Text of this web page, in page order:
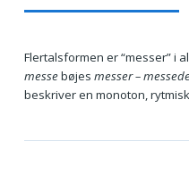
Flertalsformen er “messer” i
messebøjes messer –
beskriver en monoton,